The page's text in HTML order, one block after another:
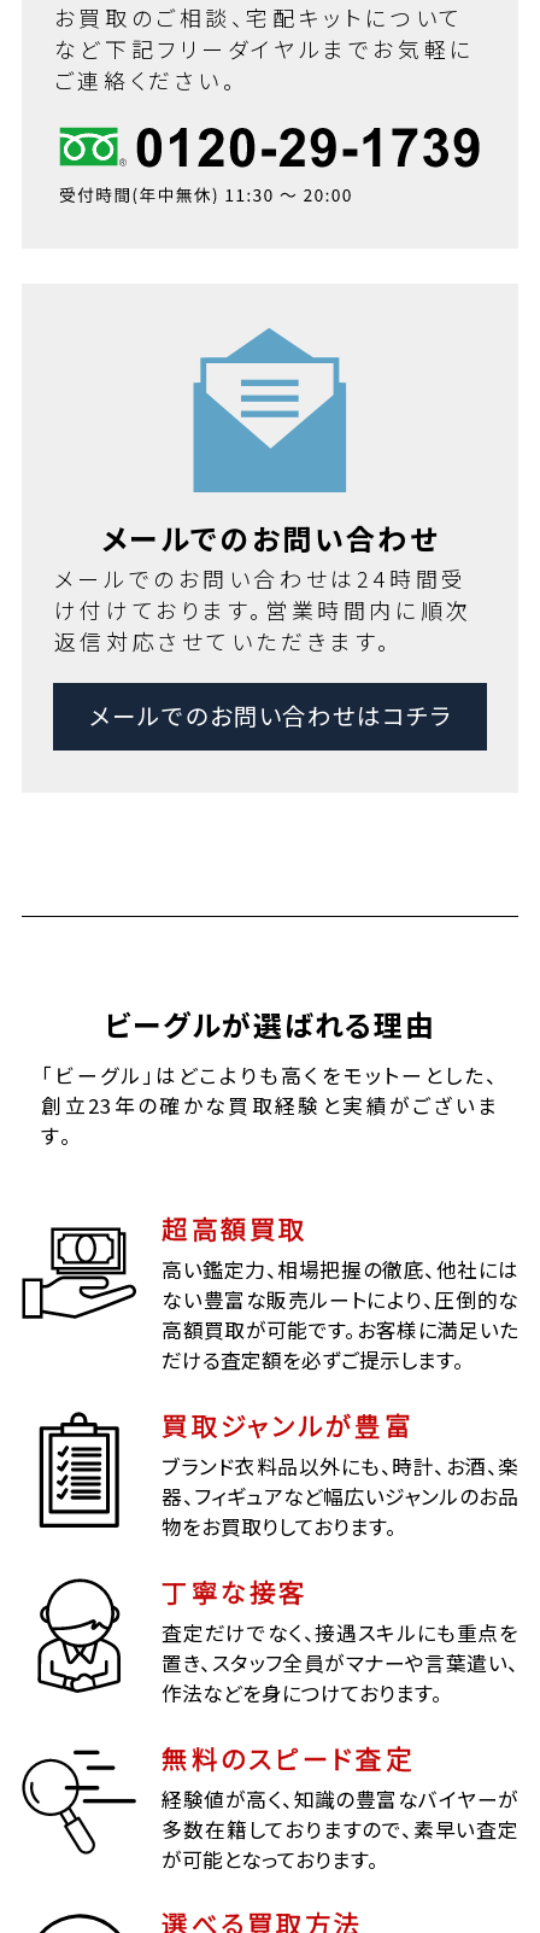
お買取のご相談、宅配キットについて
など下記フリーダイヤルまでお気軽に
ご連絡ください。
メールでのお問い合わせ
メールでのお問い合わせは24時間受
け付けております。営業時間内に順次
返信対応させていただきます。
メールでのお問い合わせはコチラ
ビーグルが選ばれる理由
「ビーグル」はどこよりも高くをモットーとした、
創立23年の確かな買取経験と実績がございま
す。
超高額買取
高い鑑定力、相場把握の徹底、他社には
ない豊富な販売ルートにより、圧倒的な
高額買取が可能です。お客様に満足いた
だける査定額を必ずご提示します。
買取ジャンルが豊富
ブランド衣料品以外にも、時計、お酒、楽
器、フィギュアなど幅広いジャンルのお品
物をお買取りしております。
丁寧な接客
査定だけでなく、接遇スキルにも重点を
置き、スタッフ全員がマナーや言葉遣い、
作法などを身につけております。
無料のスピード査定
経験値が高く、知識の豊富なバイヤーが
多数在籍しておりますので、素早い査定
が可能となっております。
選べる買取方法